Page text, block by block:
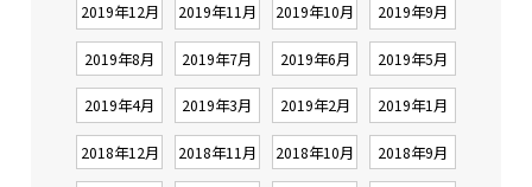
2019年12月 2019年11月 2019年10月 2019年9月
2019年8月 2019年7月 2019年6月 2019年5月
2019年4月 2019年3月 2019年2月 2019年1月
2018年12月 2018年11月 2018年10月 2018年9月